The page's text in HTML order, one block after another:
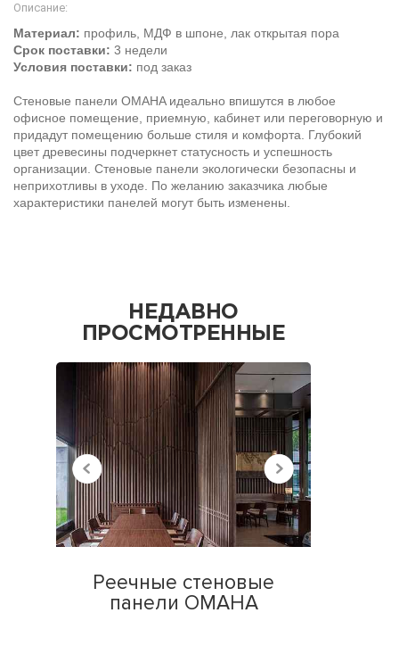
Описание:
Материал: профиль, МДФ в шпоне, лак открытая пора
Срок поставки: 3 недели
Условия поставки: под заказ
Стеновые панели OMAHA идеально впишутся в любое
офисное помещение, приемную, кабинет или переговорную и
придадут помещению больше стиля и комфорта. Глубокий
цвет древесины подчеркнет статусность и успешность
организации. Стеновые панели экологически безопасны и
неприхотливы в уходе. По желанию заказчика любые
характеристики панелей могут быть изменены.
НЕДАВНО
ПРОСМОТРЕННЫЕ
Реечные стеновые
панели OMAHA